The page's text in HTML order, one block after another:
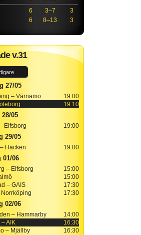
6 3–7
3
6 8–13 3
v.31
27/05
19:00
– Värnamo
19:10
05
19:00
Elfsborg
29/05
19:00
Häcken
01/06
15:00
– Elfsborg
15:00
17:30
– GAIS
17:30
02/06
14:00
– Hammarby
16:30
– AIK
16:30
– Mjällby